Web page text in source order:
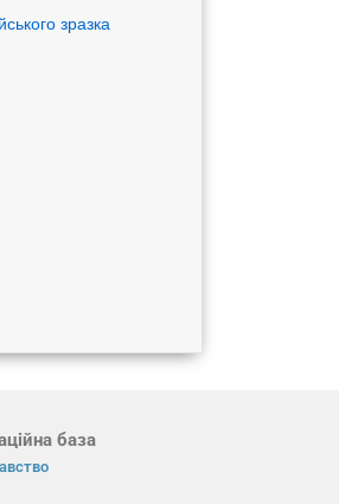
зразка
база